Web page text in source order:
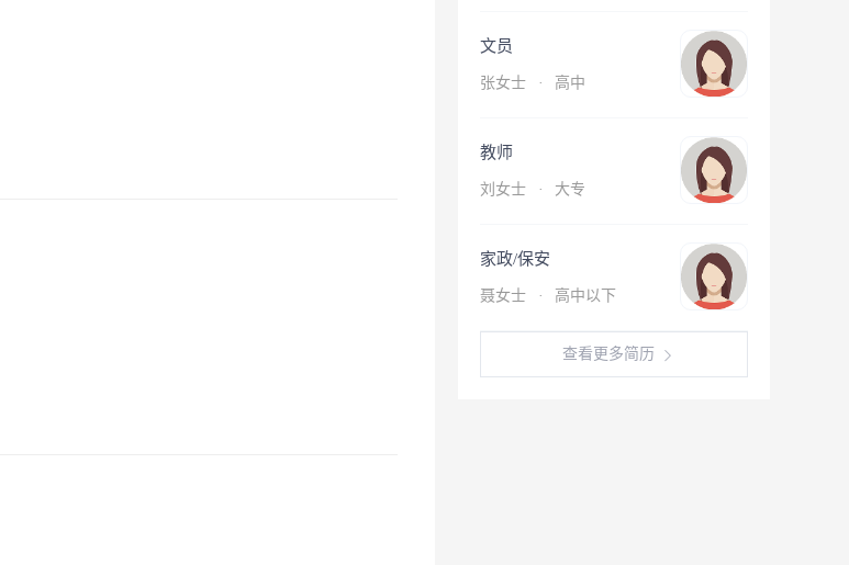
文员
张女士 · 高中
教师
刘女士 · 大专
家政/保安
聂女士 · 高中以下
查看更多简历